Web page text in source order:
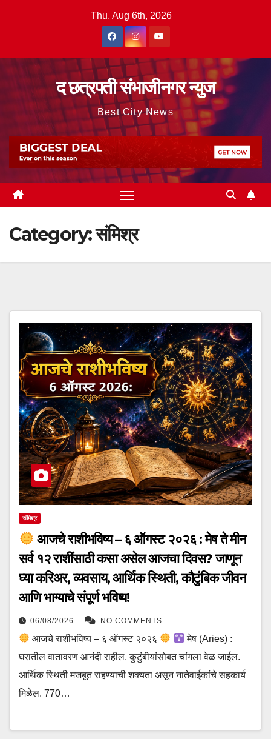
Thu. Aug 6th, 2026
द छत्रपती संभाजीनगर न्युज
Best City News
Category:संमिश्र
संमिश्र
आजचे राशीभविष्य – ६ ऑगस्ट २०२६ : मेष ते मीन
सर्व १२ राशींसाठी कसा असेल आजचा दिवस? जाणून
घ्या करिअर, व्यवसाय, आर्थिक स्थिती, कौटुंबिक जीवन
आणि भाग्याचे संपूर्ण भविष्य!
06/08/2026 NO COMMENTS
आजचे राशीभविष्य – ६ ऑगस्ट २०२६
मेष (Aries) :
घरातील वातावरण आनंदी राहील. कुटुंबीयांसोबत चांगला वेळ जाईल.
आर्थिक स्थिती मजबूत राहण्याची शक्यता असून नातेवाईकांचे सहकार्य
मिळेल. 770…